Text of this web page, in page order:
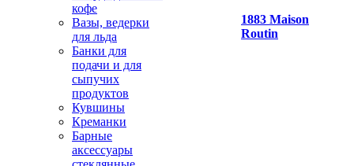
кофе
Вазы, ведерки
для льда
Банки для
подачи и для
сыпучих
продуктов
Кувшины
Креманки
Барные
аксессуары
1883 Maison
Routin